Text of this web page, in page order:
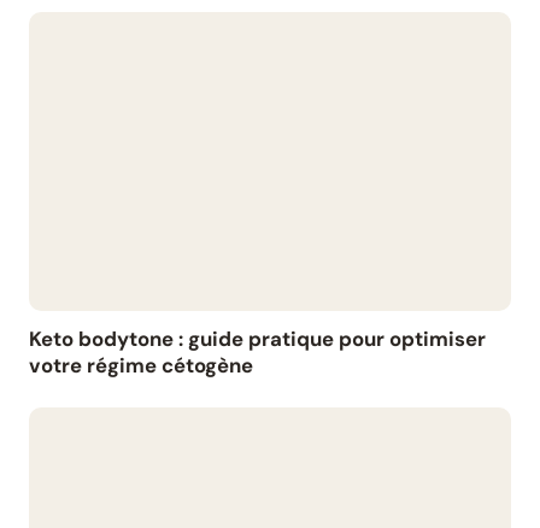
Keto bodytone : guide pratique pour optimiser
votre régime cétogène